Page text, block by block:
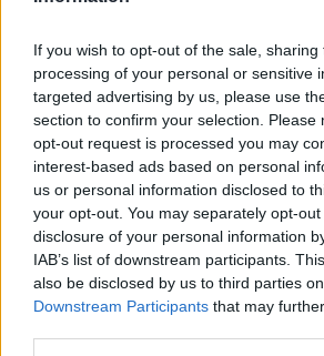
If you wish to opt-out of the sale,
processing of your personal or sensitive
targeted advertising by us, please use
section to confirm your selection. Please
opt-out request is processed you may
interest-based ads based on personal
us or personal information disclosed to
your opt-out. You may separately opt-
disclosure of your personal information
IAB’s list of downstream participants.
also be disclosed by us to third parties
Downstream Participants that may
Olizovanie majiteľa